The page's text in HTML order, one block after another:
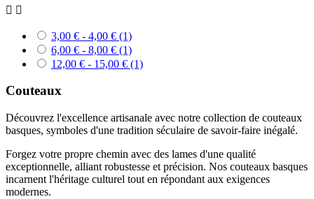
 
3,00 € - 4,00 € (1)
6,00 € - 8,00 € (1)
12,00 € - 15,00 € (1)
Couteaux
Découvrez l'excellence artisanale avec notre collection de couteaux
basques, symboles d'une tradition séculaire de savoir-faire inégalé.
Forgez votre propre chemin avec des lames d'une qualité
exceptionnelle, alliant robustesse et précision. Nos couteaux basques
incarnent l'héritage culturel tout en répondant aux exigences
modernes.